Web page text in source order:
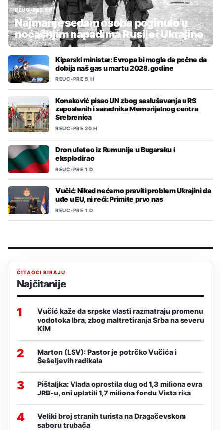
REUC•PRE 1 H
Najmanje sedam osoba poginulo u
noćašnjim napadima Rusije i Ukrajine
Kiparski ministar: Evropa bi mogla da počne da
dobija naš gas u martu 2028. godine
REUC•PRE 5 H
Konaković pisao UN zbog saslušavanja u RS
zaposlenih i saradnika Memorijalnog centra
Srebrenica
REUC•PRE 20 H
Dron uleteo iz Rumunije u Bugarsku i
eksplodirao
REUC•PRE 1 D
Vučić: Nikad nećemo praviti problem Ukrajini da
uđe u EU, ni reći: Primite prvo nas
REUC•PRE 1 D
ČITAOCI BIRAJU
Najčitanije
1
Vučić kaže da srpske vlasti razmatraju promenu
vodotoka Ibra, zbog maltretiranja Srba na severu
KiM
2
Marton (LSV): Pastor je potrčko Vučića i
Šešeljevih radikala
3
Pištaljka: Vlada oprostila dug od 1,3 miliona evra
JRB-u, oni uplatili 1,7 miliona fondu Vista rika
4
Veliki broj stranih turista na Dragačevskom
saboru trubača